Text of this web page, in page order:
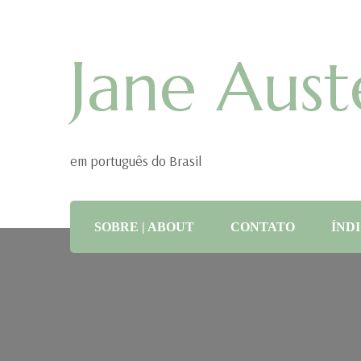
Jane
em português do Brasil
SOBRE | ABOUT CONTATO